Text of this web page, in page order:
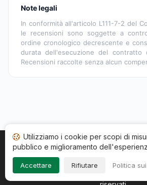
Note legali
In conformità all'articolo L111-7-2 del
le recensioni sono soggette a
ordine cronologico decrescente e
durata dell'esecuzione del contratto
Recensioni raccolte senza alcun
Home Stato recensioni Categorie
Copyright © 2026
Utilizziamo i cookie per scopi di
pubblico e miglioramento
Accettare Rifiutare Politica